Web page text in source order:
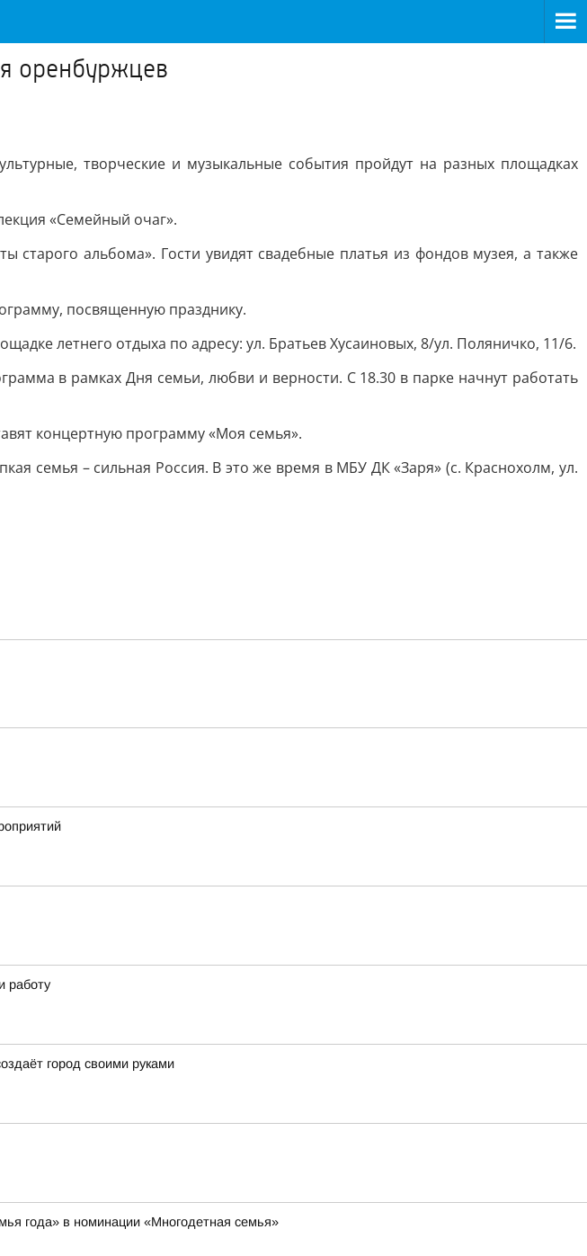
оренбуржцев
творческие и музыкальные события пройдут на разных площадках
«Семейный очаг».
старого альбома». Гости увидят свадебные платья из фондов музея, а также
посвященную празднику.
летнего отдыха по адресу: ул. Братьев Хусаиновых, 8/ул. Поляничко, 11/6.
в рамках Дня семьи, любви и верности. С 18.30 в парке начнут работать
концертную программу «Моя семья».
семья – сильная Россия. В это же время в МБУ ДК «Заря» (с. Краснохолм, ул.
работу
город своими руками
года» в номинации «Многодетная семья»